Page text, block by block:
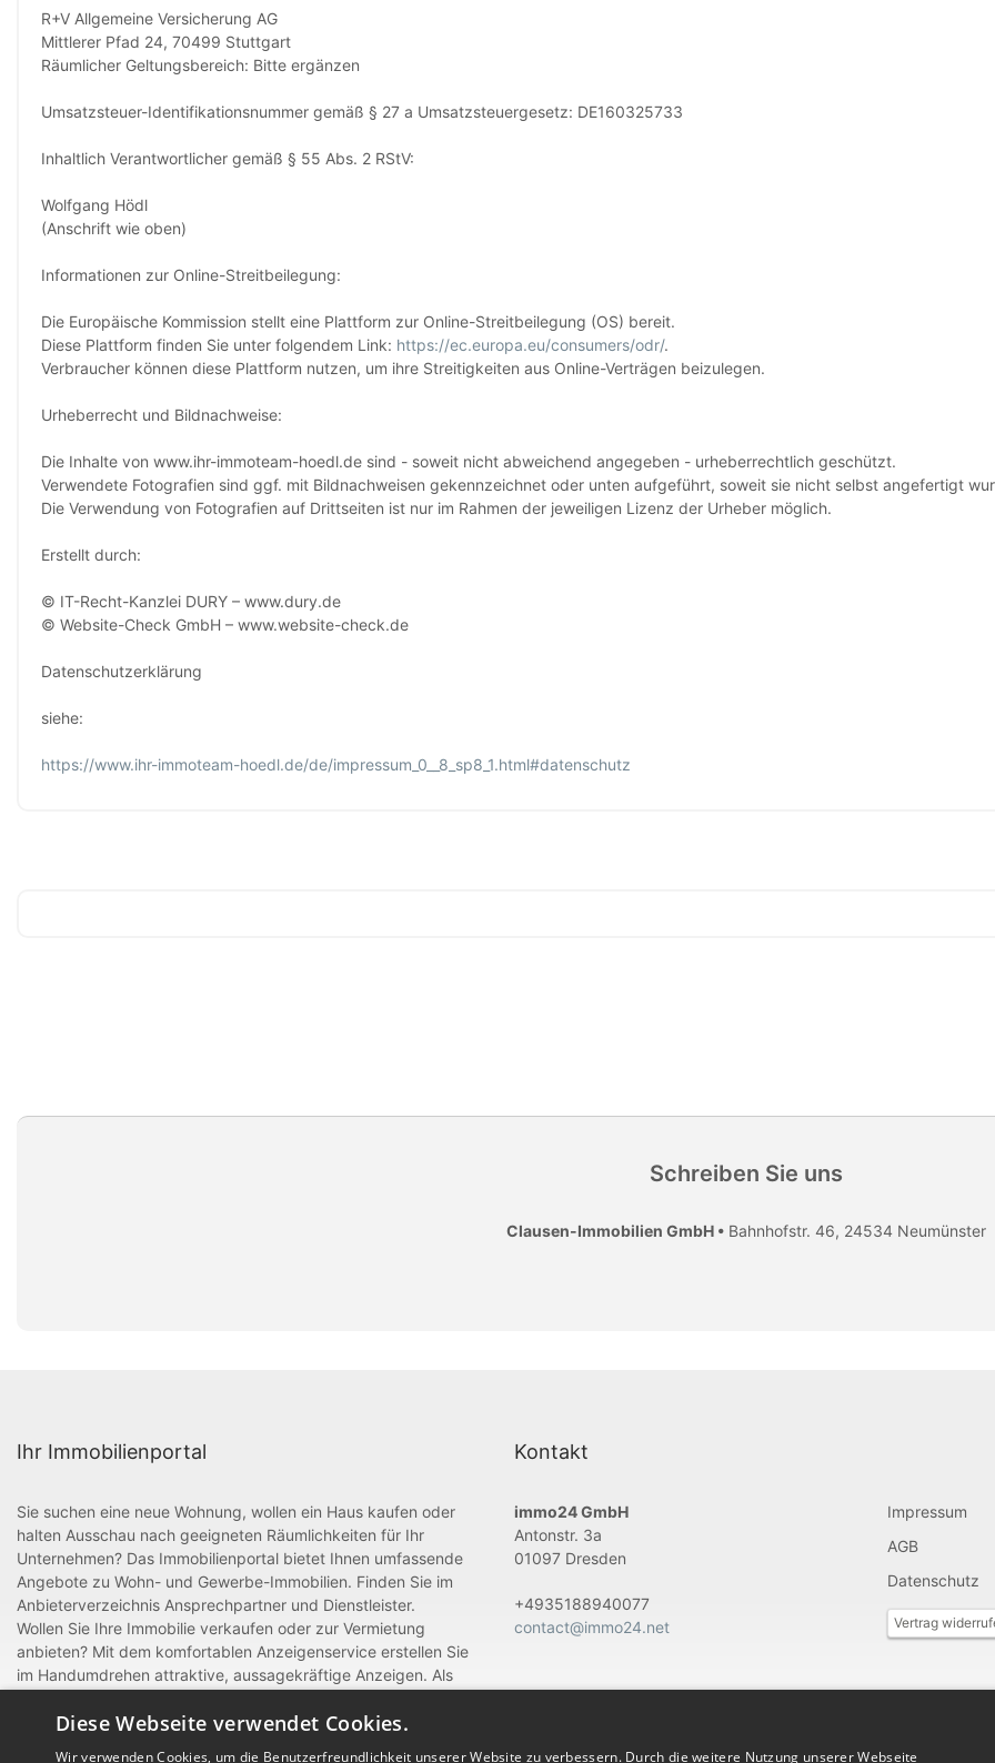
R+V Allgemeine Versicherung AG
Mittlerer Pfad 24, 70499 Stuttgart
Räumlicher Geltungsbereich: Bitte ergänzen
Umsatzsteuer-Identifikationsnummer gemäß § 27 a Umsatzsteuergesetz: DE160325733
Inhaltlich Verantwortlicher gemäß § 55 Abs. 2 RStV:
Wolfgang Hödl
(Anschrift wie oben)
Informationen zur Online-Streitbeilegung:
Die Europäische Kommission stellt eine Plattform zur Online-Streitbeilegung (OS) bereit.
Diese Plattform finden Sie unter folgendem Link: https://ec.europa.eu/consumers/odr/.
Verbraucher können diese Plattform nutzen, um ihre Streitigkeiten aus Online-Verträgen beizulegen.
Urheberrecht und Bildnachweise:
Die Inhalte von www.ihr-immoteam-hoedl.de sind - soweit nicht abweichend angegeben - urheberrechtlich geschützt.
Verwendete Fotografien sind ggf. mit Bildnachweisen gekennzeichnet oder unten aufgeführt, soweit sie nicht selbst angefertigt
Die Verwendung von Fotografien auf Drittseiten ist nur im Rahmen der jeweiligen Lizenz der Urheber möglich.
Erstellt durch:
© IT-Recht-Kanzlei DURY – www.dury.de
© Website-Check GmbH – www.website-check.de
Datenschutzerklärung
siehe:
https://www.ihr-immoteam-hoedl.de/de/impressum_0__8_sp8_1.html#datenschutz
Schreiben Sie uns
Clausen-Immobilien GmbH • Bahnhofstr. 46, 24534 Neumünster
Ihr Immobilienportal
Sie suchen eine neue Wohnung, wollen ein Haus kaufen oder
halten Ausschau nach geeigneten Räumlichkeiten für Ihr
Unternehmen? Das Immobilienportal bietet Ihnen umfassende
Angebote zu Wohn- und Gewerbe-Immobilien. Finden Sie im
Anbieterverzeichnis Ansprechpartner und Dienstleister.
Wollen Sie Ihre Immobilie verkaufen oder zur Vermietung
anbieten? Mit dem komfortablen Anzeigenservice erstellen Sie
im Handumdrehen attraktive, aussagekräftige Anzeigen. Als
Handwerk können Sie sich zudem mit einem Eintrag im
Kontakt
immo24 GmbH
Antonstr. 3a
01097 Dresden
+4935188940077
contact@immo24.net
Impressum
AGB
Datenschutz
Vertrag
Diese Webseite verwendet Cookies.
Wir verwenden Cookies, um die Benutzerfreundlichkeit unserer Website zu verbessern. Durch die weitere Nutzung unserer Webseite